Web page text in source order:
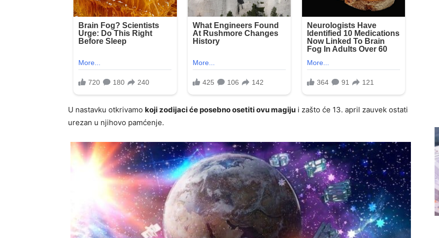
U nastavku otkrivamo koji zodijaci će posebno osetiti ovu magiju i zašto će 13. april zauvek ostati
urezan u njihovo pamćenje.